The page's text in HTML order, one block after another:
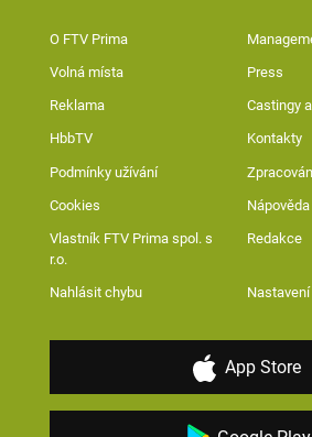
O FTV Prima
Volná místa Press
Reklama Castingy
HbbTV Kontakty
Podmínky užívání
Cookies Nápověda
Vlastník FTV Prima spol. s
r.o.
Redakce
Nahlásit chybu
App Store